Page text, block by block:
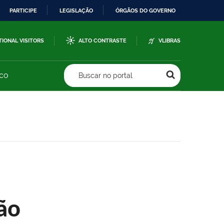
PARTICIPE LEGISLAÇÃO ÓRGÃOS DO GOVERNO
VISITORS ALTO CONTRASTE VLIBRAS
Buscar no portal